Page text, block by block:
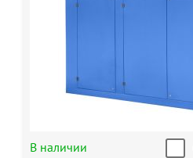
В наличии